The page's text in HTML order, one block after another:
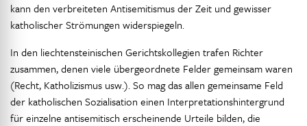
kann den verbreiteten Antisemitismus der Zeit und gewisser
katholischer Strömungen widerspiegeln.
In den liechtensteinischen Gerichtskollegien trafen Richter
zusammen, denen viele übergeordnete Felder gemeinsam waren
(Recht, Katholizismus usw.). So mag das allen gemeinsame Feld
der katholischen Sozialisation einen Interpretationshintergrund
für einzelne antisemitisch erscheinende Urteile bilden, die